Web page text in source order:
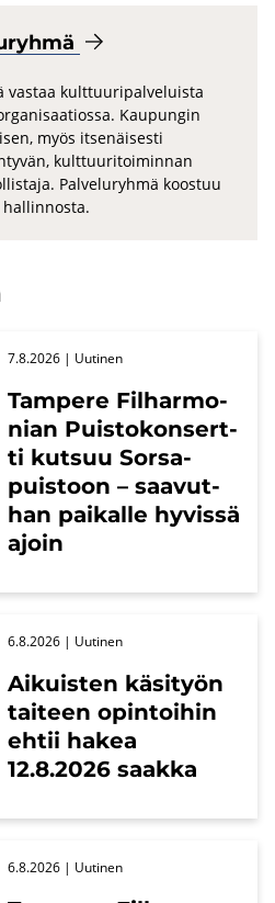
kulttuuripalveluista
Kaupungin
myös itsenäisesti
kulttuuritoiminnan
Palveluryhmä koostuu
hallinnosta.
Tam­pe­re Fil­har­mo­
nian Puis­to­kon­sert­
ti kut­suu Sors­a­
puis­toon – saa­vut­
han pai­kal­le hy­vis­sä
ajoin
7.8.2026 | Uu­ti­nen
Ai­kuis­ten kä­si­työn
tai­teen opin­toi­hin
ehtii hakea
12.8.2026 saak­ka
6.8.2026 | Uu­ti­nen
6.8.2026 | Uu­ti­nen